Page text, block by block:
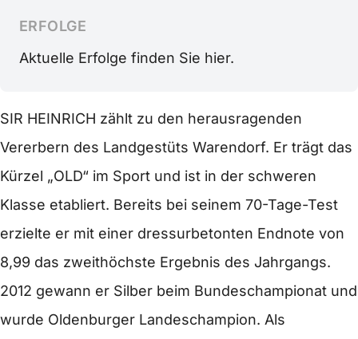
ERFOLGE
Aktuelle Erfolge finden Sie hier.
SIR HEINRICH zählt zu den herausragenden
Vererbern des Landgestüts Warendorf. Er trägt das
Kürzel „OLD“ im Sport und ist in der schweren
Klasse etabliert. Bereits bei seinem 70-Tage-Test
erzielte er mit einer dressurbetonten Endnote von
8,99 das zweithöchste Ergebnis des Jahrgangs.
2012 gewann er Silber beim Bundeschampionat und
wurde Oldenburger Landeschampion. Als